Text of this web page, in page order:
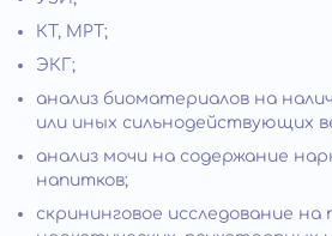
КТ, МРТ;
ЭКГ;
анализ биоматериалов на
или иных сильнодействующих
анализ мочи на содержание
напитков;
скрининговое исследование